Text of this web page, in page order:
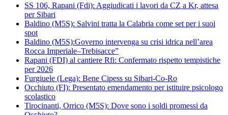
SS 106, Rapani (Fdi): Aggiudicati i lavori da CZ a Kr, attesa
per Sibari
Baldino (M5S): Salvini tratta la Calabria come set per i suoi
spot
Baldino (M5S):Governo intervenga su crisi idrica nell’area
Rocca Imperiale–Trebisacce”
Rapani (FDI) al cantiere Rfi: Confermato rispetto tempistiche
per 2026
Furgiuele (Lega): Bene Cipess su Sibari-Co-Ro
Occhiuto (FI): Presentato emendamento per istituire psicologo
scolastico
Tirocinanti, Orrico (M5S): Dove sono i soldi promessi da